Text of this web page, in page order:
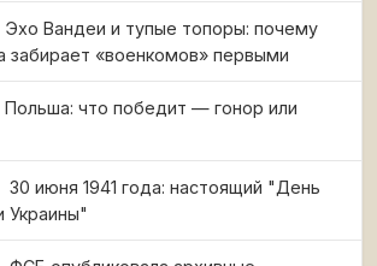
Эхо Вандеи и тупые топоры: почему
забирает «военкомов» первыми
Польша: что победит — гонор или
30 июня 1941 года: настоящий "День
Украины"